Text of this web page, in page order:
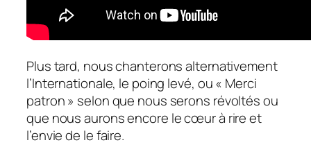
Plus tard, nous chanterons alternativement
l’Internationale, le poing levé, ou « Merci
patron » selon que nous serons révoltés ou
que nous aurons encore le cœur à rire et
l’envie de le faire.